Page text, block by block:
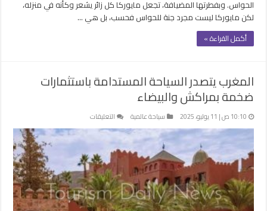
الحواس. وبفطرتها المضيافة، تجعل مايوركا كل زائر يشعر وكأنه في منزله،
لكن مايوركا ليست مجرد جنة للحواس فحسب، بل هي …
أكمل القراءة »
المغرب يتصدر السياحة المستدامة باستثمارات
ضخمة بمراكش والبيضاء
10:10 ص | 11 يوليو، 2025 سياحة عالمية التعليقات
المغرب
يتصدر
السياحة
المستدامة
باستثمارات
ضخمة
بمراكش